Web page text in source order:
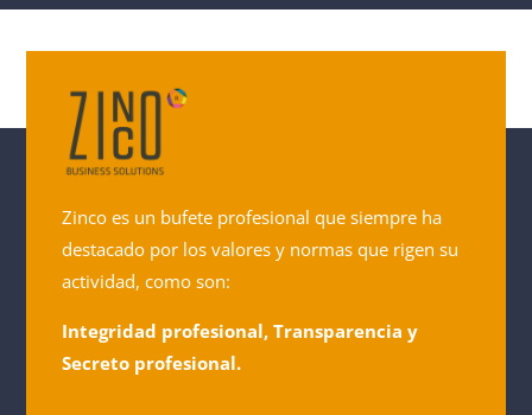
Zinco es un bufete profesional que siempre ha
destacado por los valores y normas que rigen su
actividad, como son:
Integridad profesional, Transparencia y
Secreto profesional.